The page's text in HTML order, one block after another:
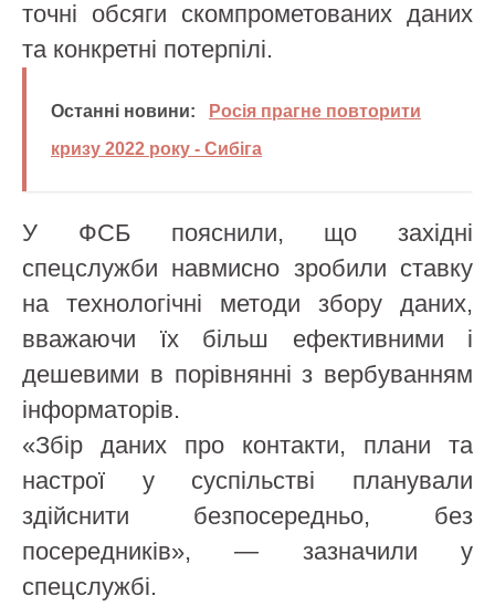
точні обсяги скомпрометованих даних
та конкретні потерпілі.
Останні новини:
Росія прагне повторити
кризу 2022 року - Сибіга
У ФСБ пояснили, що західні
спецслужби навмисно зробили ставку
на технологічні методи збору даних,
вважаючи їх більш ефективними і
дешевими в порівнянні з вербуванням
інформаторів.
«Збір даних про контакти, плани та
настрої у суспільстві планували
здійснити безпосередньо, без
посередників», — зазначили у
спецслужбі.